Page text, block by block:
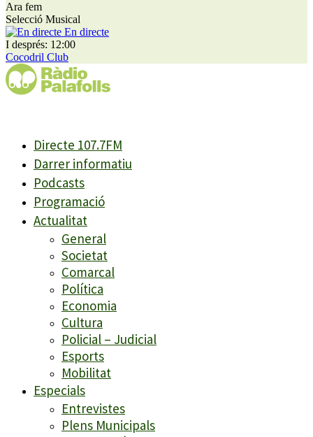
Ara fem
Selecció Musical
En directe
I després: 12:00
Cocodril Club
Directe 107.7FM
Darrer informatiu
Podcasts
Programació
Actualitat
General
Societat
Comarcal
Política
Economia
Cultura
Policial – Judicial
Esports
Mobilitat
Especials
Entrevistes
Plens Municipals